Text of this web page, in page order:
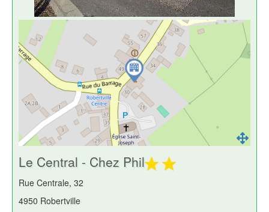
Le Central - Chez Phil
Rue Centrale, 32
4950 Robertville